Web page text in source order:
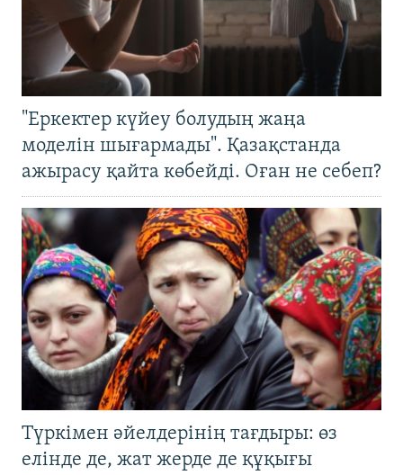
"Еркектер күйеу болудың жаңа
моделін шығармады". Қазақстанда
ажырасу қайта көбейді. Оған не себеп?
Түркімен әйелдерінің тағдыры: өз
елінде де, жат жерде де құқығы